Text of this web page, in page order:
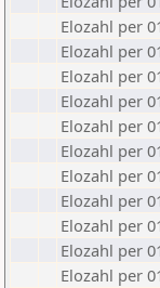
Elozahl per
Elozahl per
Elozahl per
Elozahl per
Elozahl per
Elozahl per
Elozahl per
Elozahl per
Elozahl per
Elozahl per
Elozahl per